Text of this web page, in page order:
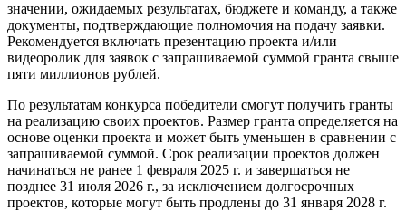
значении, ожидаемых результатах, бюджете и команду, а также
документы, подтверждающие полномочия на подачу заявки.
Рекомендуется включать презентацию проекта и/или
видеоролик для заявок с запрашиваемой суммой гранта свыше
пяти миллионов рублей.
По результатам конкурса победители смогут получить гранты
на реализацию своих проектов. Размер гранта определяется на
основе оценки проекта и может быть уменьшен в сравнении с
запрашиваемой суммой. Срок реализации проектов должен
начинаться не ранее 1 февраля 2025 г. и завершаться не
позднее 31 июля 2026 г., за исключением долгосрочных
проектов, которые могут быть продлены до 31 января 2028 г.